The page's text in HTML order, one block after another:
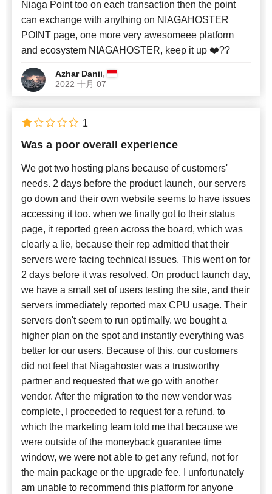
Niaga Point too on each transaction then the point
can exchange with anything on NIAGAHOSTER
POINT page, one more very awesomeee platform
and ecosystem NIAGAHOSTER, keep it up ❤️‍??
Azhar Danii,
2022 十月 07
Was a poor overall experience
We got two hosting plans because of customers'
needs. 2 days before the product launch, our servers
go down and their own website seems to have issues
accessing it too. when we finally got to their status
page, it reported green across the board, which was
clearly a lie, because their rep admitted that their
servers were facing technical issues. This went on for
2 days before it was resolved. On product launch day,
we have a small set of users testing the site, and their
servers immediately reported max CPU usage. Their
servers don't seem to run optimally. we bought a
higher plan on the spot and instantly everything was
better for our users. Because of this, our customers
did not feel that Niagahoster was a trustworthy
partner and requested that we go with another
vendor. After the migration to the new vendor was
complete, I proceeded to request for a refund, to
which the marketing team told me that because we
were outside of the moneyback guarantee time
window, we were not able to get any refund, not for
the main package or the upgrade fee. I unfortunately
am unable to recommend this platform for anyone
1